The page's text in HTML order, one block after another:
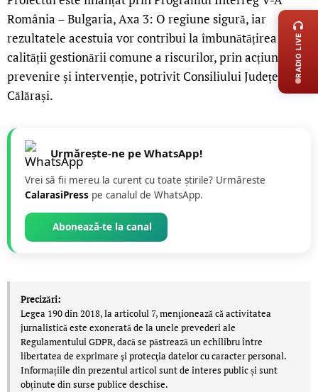
România – Bulgaria, Axa 3: O regiune sigură, iar
rezultatele acestuia vor contribui la îmbunătățirea
calității gestionării comune a riscurilor, prin acțiuni de
prevenire și intervenție, potrivit Consiliului Județean
Călărași.
Urmărește-ne pe WhatsApp!
Vrei să fii mereu la curent cu toate știrile? Urmăreste
CalarasiPress pe canalul de WhatsApp.
Abonează-te la canal
Precizări:
Legea 190 din 2018, la articolul 7, menţionează că activitatea
jurnalistică este exonerată de la unele prevederi ale
Regulamentului GDPR, dacă se păstrează un echilibru între
libertatea de exprimare şi protecţia datelor cu caracter personal.
Informațiile din prezentul articol sunt de interes public și sunt
obținute din surse publice deschise.
RADIO LIVE